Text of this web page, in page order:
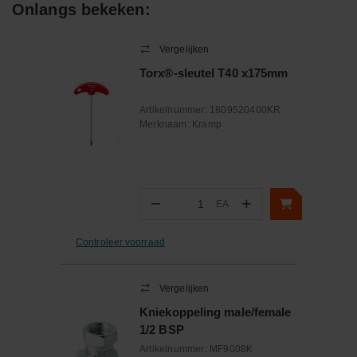
Onlangs bekeken:
Vergelijken
Torx®-sleutel T40 x175mm
Artikelnummer: 1809520400KR
Merknaam: Kramp
− Aantal
EA +
Controleer voorraad
Vergelijken
Kniekoppeling male/female
1/2 BSP
Artikelnummer: MF9008K